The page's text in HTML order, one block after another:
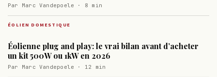
Par Marc Vandepoele · 8 min
ÉOLIEN DOMESTIQUE
Éolienne plug and play: le vrai bilan avant d’acheter
un kit 500W ou 1kW en 2026
Par Marc Vandepoele · 12 min